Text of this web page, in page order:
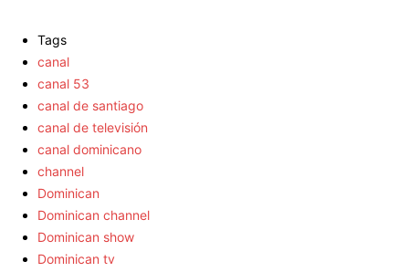
Tags
canal
canal 53
canal de santiago
canal de televisión
canal dominicano
channel
Dominican
Dominican channel
Dominican show
Dominican tv